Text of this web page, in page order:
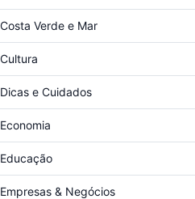
Costa Verde e Mar
Cultura
Dicas e Cuidados
Economia
Educação
Empresas & Negócios